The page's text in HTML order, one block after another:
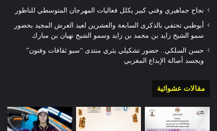
نجاح جماهيري وفني كبير يكلل فعاليات المهرجان المتوسطي للناظور
أبوظبي تحتفي بالذكرى السابعة والعشرين لعيد العرش المجيد بحضور
سمو الشيخ زايد بن محمد بن زايد وسمو الشيخ نهيان بن مبارك
حسن السلكي.. حضور تشكيلي يثري منتدى “سبو ثقافات وفنون”
ويجسد أصالة الإبداع المغربي
مقالات عشوائية